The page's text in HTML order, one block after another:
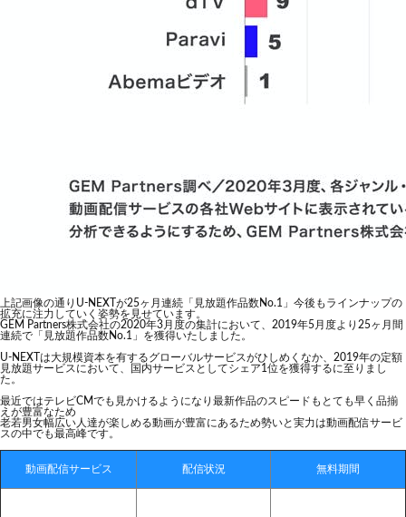
上記画像の通りU-NEXTが25ヶ月連続「見放題作品数No.1」今後もラインナップの
拡充に注力していく姿勢を見せています。
GEM Partners株式会社の2020年3月度の集計において、2019年5月度より25ヶ月間
連続で「見放題作品数No.1」を獲得いたしました。
U-NEXTは大規模資本を有するグローバルサービスがひしめくなか、2019年の定額
見放題サービスにおいて、国内サービスとしてシェア1位を獲得するに至りまし
た。
最近ではテレビCMでも見かけるようになり最新作品のスピードもとても早く品揃
えが豊富なため
老若男女幅広い人達が楽しめる動画が豊富にあるため勢いと実力は動画配信サービ
スの中でも最高峰です。
動画配信サービス 配信状況 無料期間